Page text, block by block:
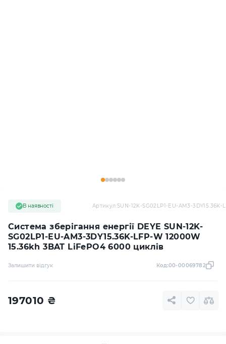
Система зберігання енергії DEYE SUN-12K-
SG02LP1-EU-AM3-3DY15.36K-LFP-W 12000W
15.36kh 3BAT LiFePO4 6000 циклів
В наявності Артикул:SUN-12K-SG02LP1-EU-AM3-3DY15.36K-
Залишити відгук Код:00-00069782
197010 ₴